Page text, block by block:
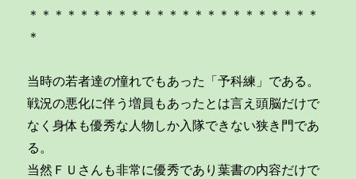
＊＊＊＊＊＊＊＊＊＊＊＊＊＊＊＊＊＊＊＊＊＊＊
＊
当時の若者達の憧れでもあった「予科練」である。
戦況の悪化に伴う増員もあったとは言え頭脳だけで
なく身体も優秀な人物しか入隊できない狭き門であ
る。
当然ＦＵさんも非常に優秀であり葉書の内容だけで